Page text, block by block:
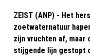
ZEIST (ANP) - Het
zoetwaternatuur
zijn vruchten af, maar
stijgende lijn gestopt